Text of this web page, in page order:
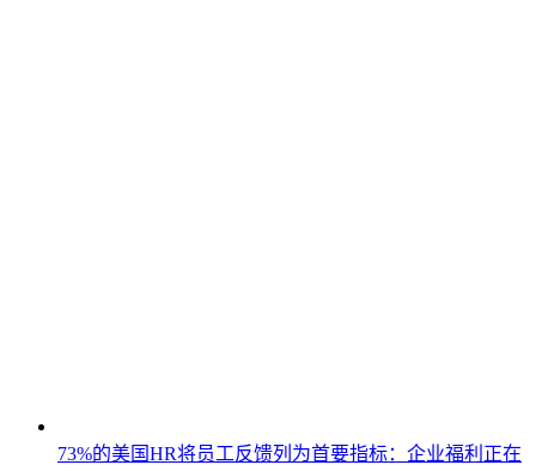
73%的美国HR将员工反馈列为首要指标：企业福利正在